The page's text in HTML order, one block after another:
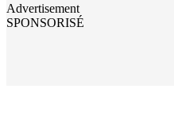
Advertisement
SPONSORISÉ